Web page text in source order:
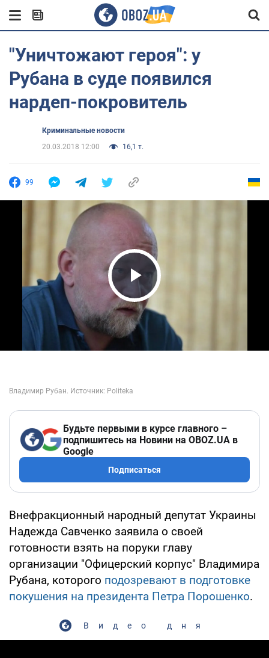
"Уничтожают героя": у
Рубана в суде появился
нардеп-покровитель
Криминальные новости
20.03.2018 12:00
16,1 т.
99
Play Video
Будьте первыми в курсе главного –
подпишитесь на Новини на OBOZ.UA в
Google
Подписаться
Внефракционный народный депутат Украины
Надежда Савченко заявила о своей
готовности взять на поруки главу
организации "Офицерский корпус" Владимира
Рубана, которого подозревают в подготовке
покушения на президента Петра Порошенко.
Видео дня